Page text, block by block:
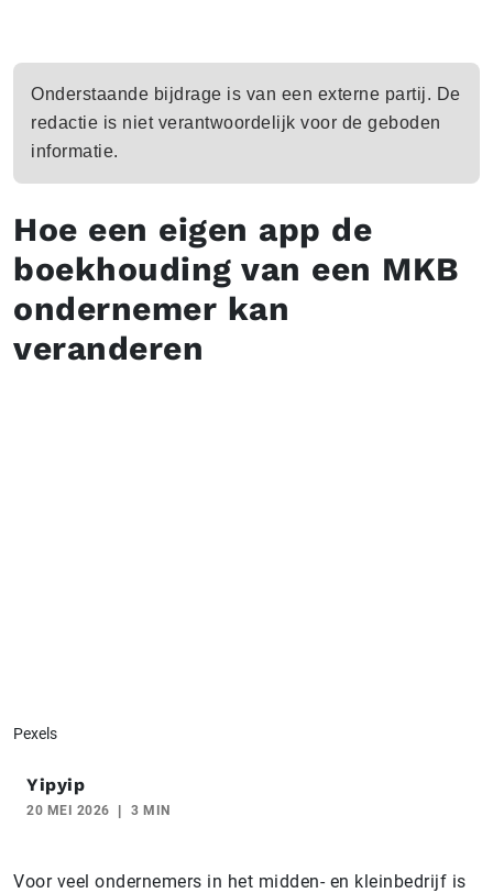
Onderstaande bijdrage is van een externe partij. De
redactie is niet verantwoordelijk voor de geboden
informatie.
Hoe een eigen app de
boekhouding van een MKB
ondernemer kan
veranderen
Pexels
Yipyip
20 MEI 2026 3 MIN
Voor veel ondernemers in het midden- en kleinbedrijf is